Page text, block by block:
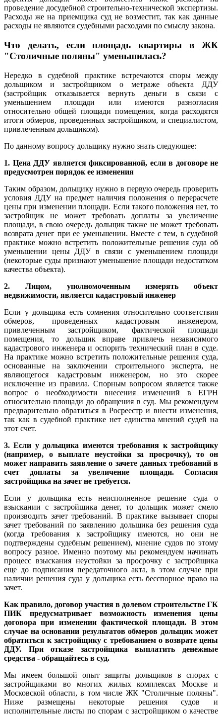
проведение досудебной строительно-технической экспертизы.
Расходы же на приемщика суд не возместит, так как данные
расходы не являются судебными расходами по смыслу закона.
Что делать, если площадь квартиры в ЖК
"Столичные поляны" уменьшилась?
Нередко в судебной практике встречаются споры между
дольщиком и застройщиком о метраже объекта ДДУ
(застройщик отказывается вернуть деньги в связи с
уменьшением площади или имеются разногласия
относительно общей площади помещения, когда расходятся
итоги обмеров, проведенных застройщиком, и специалистом,
привлеченным дольщиком).
По данному вопросу дольщику нужно знать следующее:
1. Цена ДДУ является фиксированной, если в договоре не
предусмотрен порядок ее изменения
Таким образом, дольщику нужно в первую очередь проверить
условия ДДУ на предмет наличия положения о перерасчете
цены при изменении площади. Если такого положения нет, то
застройщик не может требовать доплаты за увеличение
площади, в свою очередь дольщик также не может требовать
возврата денег при ее уменьшении. Вместе с тем, в судебной
практике можно встретить положительные решения суда об
уменьшении цены ДДУ в связи с уменьшением площади
(некоторые суды признают уменьшение площади недостатком
качества объекта).
2. Лицом, уполномоченным измерять объект
недвижимости, является кадастровый инженер
Если у дольщика есть сомнения относительно соответствия
обмеров, проведенных кадастровым инженером,
привлеченным застройщиком, фактической площади
помещения, то дольщик вправе привлечь независимого
кадастрового инженера и оспорить технический план в суде.
На практике можно встретить положительные решения суда,
основанные на заключении строительного эксперта, не
являющегося кадастровым инженером, но это скорее
исключение из правила. Спорным вопросом является также
вопрос о необходимости внесения изменений в ЕГРН
относительно площади до обращения в суд. Мы рекомендуем
предварительно обратиться в Росреестр и внести изменения,
так как в судебной практике нет единства мнений судей на
этот счет.
3. Если у дольщика имеются требования к застройщику
(например, о выплате неустойки за просрочку), то он
может направить заявление о зачете данных требований в
счет доплаты за увеличение площади. Согласия
застройщика на зачет не требуется.
Если у дольщика есть неисполненное решение суда о
взыскании с застройщика денег, то дольщик может смело
производить зачет требований. В практике вызывает споры
зачет требований по заявлению дольщика без решения суда
(когда требования к застройщику имеются, но они не
подтверждены судебным решением), мнение судов по этому
вопросу разное. Именно поэтому мы рекомендуем начинать
процесс взыскания неустойки за просрочку с застройщика
еще до подписания передаточного акта, в этом случае при
наличии решения суда у дольщика есть бесспорное право на
зачет.
Как правило, договор участия в долевом строительстве ГК
ПИК предусматривает возможность изменения цены
договора при изменении фактической площади. В этом
случае на основании результатов обмеров дольщик может
обратиться к застройщику с требованием о возврате цены
ДДУ. При отказе застройщика выплатить денежные
средства - обращайтесь в суд.
Мы имеем большой опыт защиты дольщиков в спорах с
застройщиками во многих жилых комплексах Москве и
Московской области, в том числе ЖК "Столичные поляны".
Ниже размещены некоторые решения судов и
исполнительные листы по спорам с застройщиком о качестве